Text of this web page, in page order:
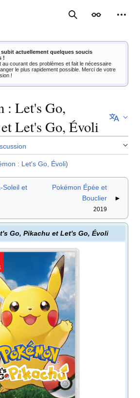
RechercherApparence
subit actuellement quelques soucis
!
au courant des problèmes et fait le nécessaire
le plus rapidement possible. Merci de votre
!
matières
: Let's Go,
Let's Go, Évoli
: Let's Go, Évoli)
Soleil et
Pokémon Épée et
Bouclier
2019
►
Go, Pikachu et Let's Go, Évoli